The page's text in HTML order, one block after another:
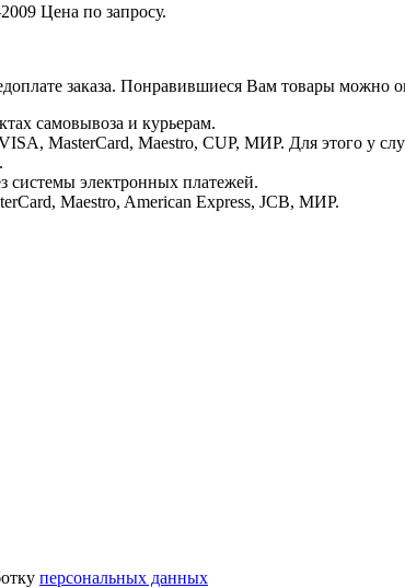
Цена по запросу.
заказа. Понравившиеся Вам товары
самовывоза и курьерам.
MasterCard, Maestro, CUP, МИР. Для этого у
системы электронных платежей.
Maestro, American Express, JCB, МИР.
персональных данных